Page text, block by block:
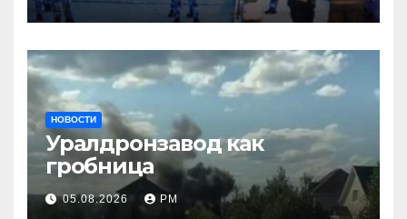
НОВОСТИ
Уралдронзавод как
гробница
05.08.2026 РМ